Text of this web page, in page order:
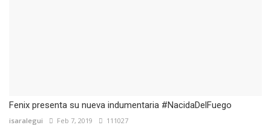
Fenix presenta su nueva indumentaria #NacidaDelFuego
isaralegui Feb 7, 2019 111027